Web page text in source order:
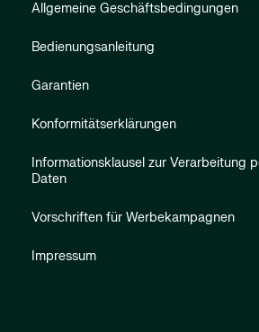
Allgemeine Geschäftsbedingungen
Bedienungsanleitung
Garantien
Konformitätserklärungen
Informationsklausel zur Verarbeitung
Daten
Vorschriften für Werbekampagnen
Impressum